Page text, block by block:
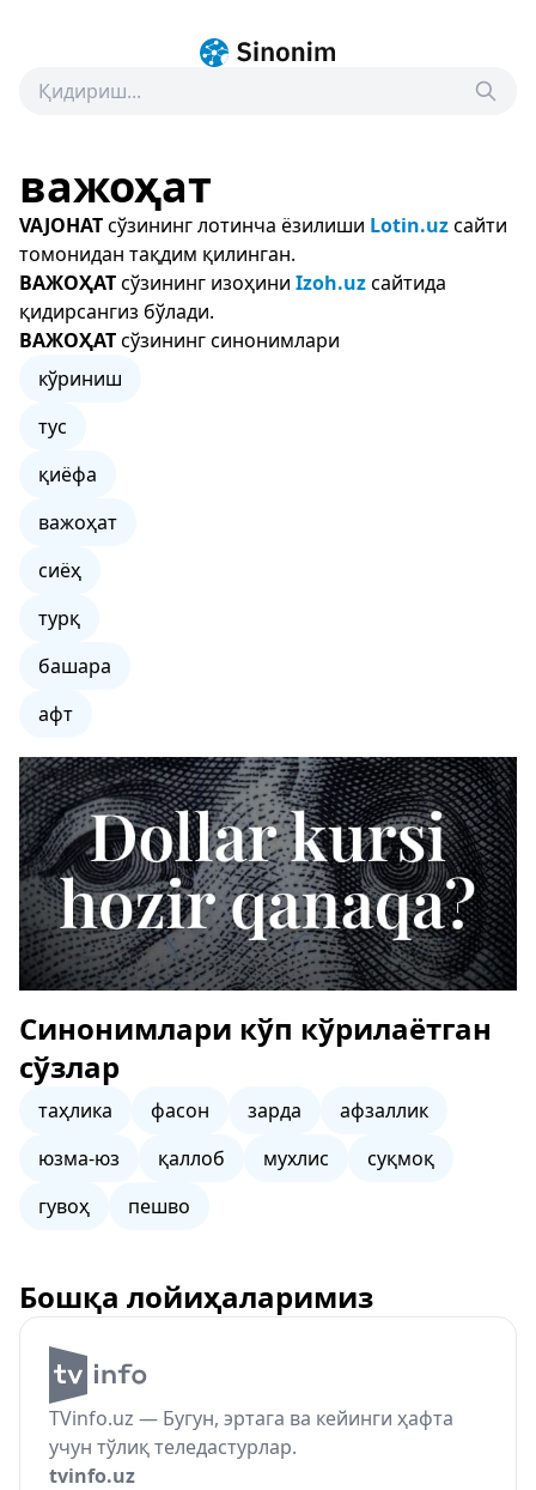
важоҳат
VAJOHATсўзининг лотинча ёзилиши Lotin.uzсайти
томонидан тақдим қилинган.
ВАЖОҲАТсўзининг изоҳини Izoh.uzсайтида
қидирсангиз бўлади.
ВАЖОҲАТсўзининг синонимлари
кўриниш
тус
қиёфа
важоҳат
сиёҳ
турқ
башара
афт
Синонимлари кўп кўрилаётган
сўзлар
таҳлика фасон зарда
афзаллик
юзма-юз
қаллоб мухлис
суқмоқ
гувоҳ
пешво
Бошқа лойиҳаларимиз
TVinfo.uz — Бугун, эртага ва кейинги ҳафта
учун тўлиқ теледастурлар.
tvinfo.uz